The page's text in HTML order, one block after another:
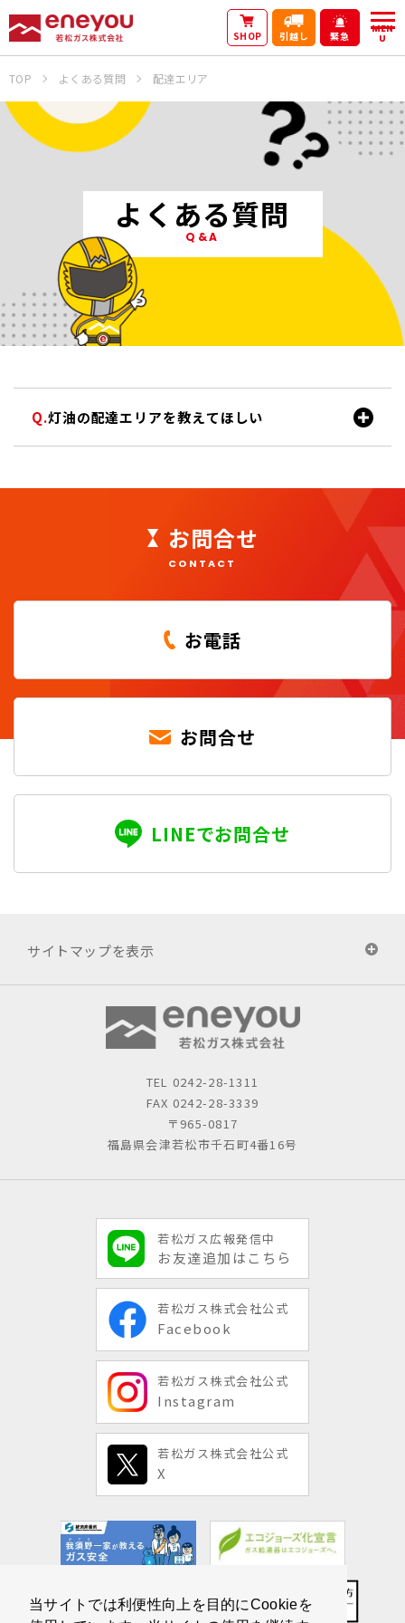
当サイトでは利便性向上を目的にCookieを
SHOP 引越し 緊急
MEN
U
TOP よくある質問 配達エリア
よくある質問
Q&A
灯油の配達エリアを教えてほしい
お問合せ
CONTACT
お電話
お問合せ
LINEでお問合せ
サイトマップを表示
TEL 0242-28-1311
FAX 0242-28-3339
〒965-0817
福島県会津若松市千石町4番16号
若松ガス広報発信中
お友達追加はこちら
若松ガス株式会社公式
Facebook
若松ガス株式会社公式
Instagram
若松ガス株式会社公式
X